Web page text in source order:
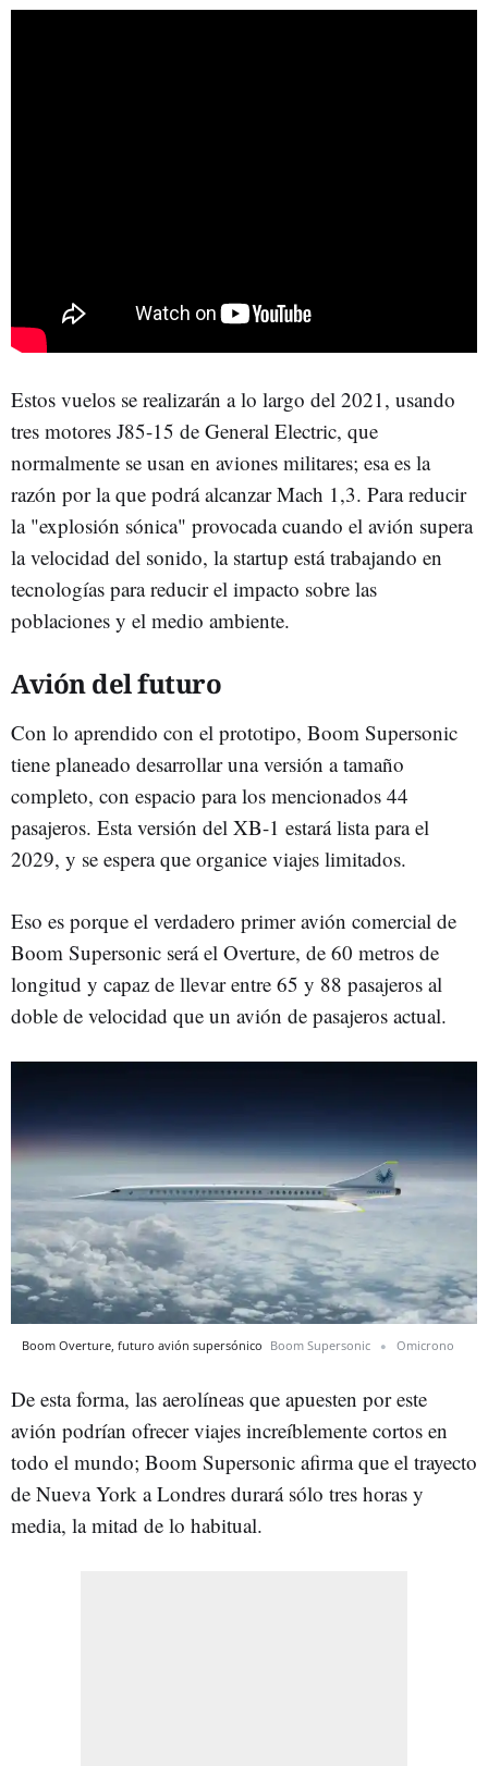
Estos vuelos se realizarán a lo largo del 2021, usando
tres motores J85-15 de General Electric, que
normalmente se usan en aviones militares; esa es la
razón por la que podrá alcanzar Mach 1,3. Para reducir
la "explosión sónica" provocada cuando el avión supera
la velocidad del sonido, la startup está trabajando en
tecnologías para reducir el impacto sobre las
poblaciones y el medio ambiente.
Avión del futuro
Con lo aprendido con el prototipo, Boom Supersonic
tiene planeado desarrollar una versión a tamaño
completo, con espacio para los mencionados 44
pasajeros. Esta versión del XB-1 estará lista para el
2029, y se espera que organice viajes limitados.
Eso es porque el verdadero primer avión comercial de
Boom Supersonic será el Overture, de 60 metros de
longitud y capaz de llevar entre 65 y 88 pasajeros al
doble de velocidad que un avión de pasajeros actual.
Boom Overture, futuro avión supersónico Boom Supersonic Omicrono
De esta forma, las aerolíneas que apuesten por este
avión podrían ofrecer viajes increíblemente cortos en
todo el mundo; Boom Supersonic afirma que el trayecto
de Nueva York a Londres durará sólo tres horas y
media, la mitad de lo habitual.